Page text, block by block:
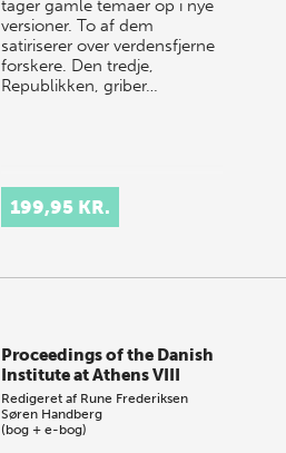
tager gamle temaer op i nye
versioner. To af dem
satiriserer over verdensfjerne
forskere. Den tredje,
Republikken, griber…
199,95 KR.
Proceedings of the Danish
Institute at Athens VIII
Redigeret af Rune Frederiksen
Søren Handberg
(bog + e-bog)